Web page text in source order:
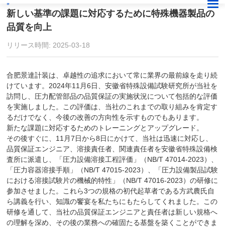
新しい基準の課題に対応するために特殊機器製品の
品質を向上
リリース時間: 2025-03-18
合肥景達計装は、卓越性の追求において常に業界の最前線を走り続
けています。2024年11月6日、安徽省特殊設備試験研究所が当社を
訪問し、圧力配管部品の品質保証の実施状況について包括的な評価
を実施しました。この評価は、当社のこれまでの取り組みを肯定す
るだけでなく、今後の改善の方向性を示すものでもあります。
新たな課題に対応するためのトレーニングとアップグレード。
その後すぐに、11月7日から8日にかけて、当社は迅速に対応し、
品質保証エンジニア、溶接責任者、関連責任者を安徽省特殊設備検
査所に派遣し、「圧力設備溶接工程評価」（NB/T 47014-2023）、
「圧力容器溶接手順」（NB/T 47015-2023）、「圧力設備製品試験
における溶接試験片の機械的特性」（NB/T 47016-2023）の研修に
参加させました。これら3つの規格の初代起草者である方武農氏自
ら講義を行い、知識の饗宴を私たちにもたらしてくれました。この
研修を通して、当社の品質保証エンジニアと責任者は新しい規格へ
の理解を深め、その後の業務への確固たる基盤を築くことができま